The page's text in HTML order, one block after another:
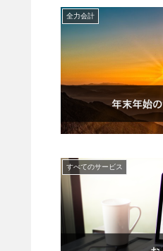
全力会計
すべてのサービス